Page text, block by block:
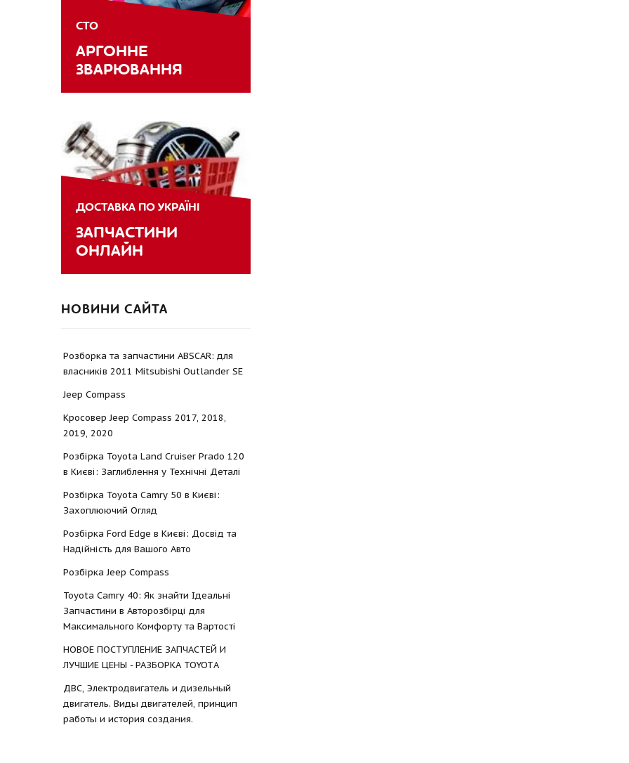
СТО
АРГОННЕ
ЗВАРЮВАННЯ
ДОСТАВКА ПО УКРАЇНІ
ЗАПЧАСТИНИ
ОНЛАЙН
НОВИНИ САЙТА
Розборка та запчастини ABSCAR: для
власників 2011 Mitsubishi Outlander SE
Jeep Compass
Кросовер Jeep Compass 2017, 2018,
2019, 2020
Розбірка Toyota Land Cruiser Prado 120
в Києві: Заглиблення у Технічні Деталі
Розбірка Toyota Camry 50 в Києві:
Захоплюючий Огляд
Розбірка Ford Edge в Києві: Досвід та
Надійність для Вашого Авто
Розбірка Jeep Compass
Toyota Camry 40: Як знайти Ідеальні
Запчастини в Авторозбірці для
Максимального Комфорту та Вартості
НОВОЕ ПОСТУПЛЕНИЕ ЗАПЧАСТЕЙ И
ЛУЧШИЕ ЦЕНЫ - РАЗБОРКА TOYOTА
ДВС, Электродвигатель и дизельный
двигатель. Виды двигателей, принцип
работы и история создания.